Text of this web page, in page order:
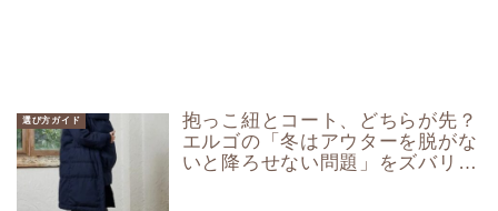
選び方ガイド
抱っこ紐とコート、どちらが先？
エルゴの「冬はアウターを脱がな
いと降ろせない問題」をズバリ解